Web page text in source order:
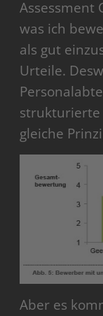
Assessment
was ich
als gut
Urteile.
strukturierte
gleiche
Aber es